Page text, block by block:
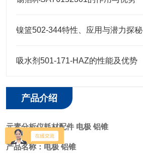
镍篮502-344特性、应用与潜力探秘
吸水剂501-171-HAZ的性能及优势
产品介绍
元素分析仪耗材配件 电极 铝锥
产品名称：电极 铝锥